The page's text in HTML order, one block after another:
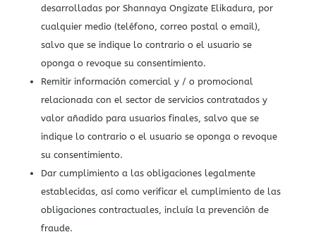
desarrolladas por Shannaya Ongizate Elikadura, por
cualquier medio (teléfono, correo postal o email),
salvo que se indique lo contrario o el usuario se
oponga o revoque su consentimiento.
Remitir información comercial y / o promocional
relacionada con el sector de servicios contratados y
valor añadido para usuarios finales, salvo que se
indique lo contrario o el usuario se oponga o revoque
su consentimiento.
Dar cumplimiento a las obligaciones legalmente
establecidas, así como verificar el cumplimiento de las
obligaciones contractuales, incluía la prevención de
fraude.